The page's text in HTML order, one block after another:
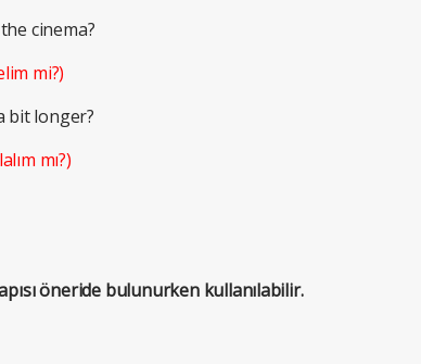
cinema?
mi?)
bit longer?
mı?)
öneride bulunurken kullanılabilir.